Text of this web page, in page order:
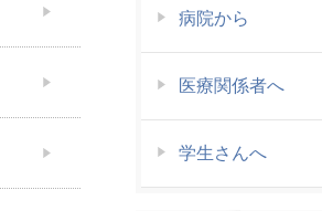
病院から
医療関係者へ
学生さんへ